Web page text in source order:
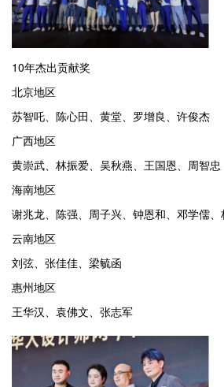
10年杰出贡献奖
北京地区
苏智吒、陈心田、黄堂、罗增良、许俊杰
广西地区
黄崇武、林振爱、吴秋燕、王国恩、周智忠
海南地区
谢兆龙、陈强、周子兴、钟恩和、邓学儒
云南地区
刘弦、张佳佳、梁毓函
惠州地区
王华汉、袁佛文、张志军